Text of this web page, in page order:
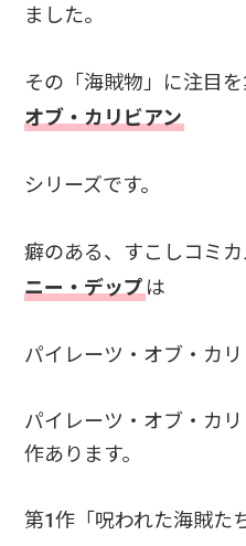
ました。
その「海賊物」に注目
オブ・カリビアン
シリーズです。
癖のある、すこしコミ
ニー・デップは
パイレーツ・オブ・カリ
パイレーツ・オブ・カ
作あります。
第1作「呪われた海賊た